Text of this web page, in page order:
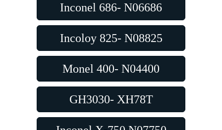
Inconel 686- N06686
Incoloy 825- N08825
Monel 400- N04400
GH3030- XH78T